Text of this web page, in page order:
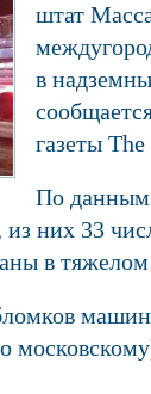
штат
в
газеты
По данным
из них 33
в